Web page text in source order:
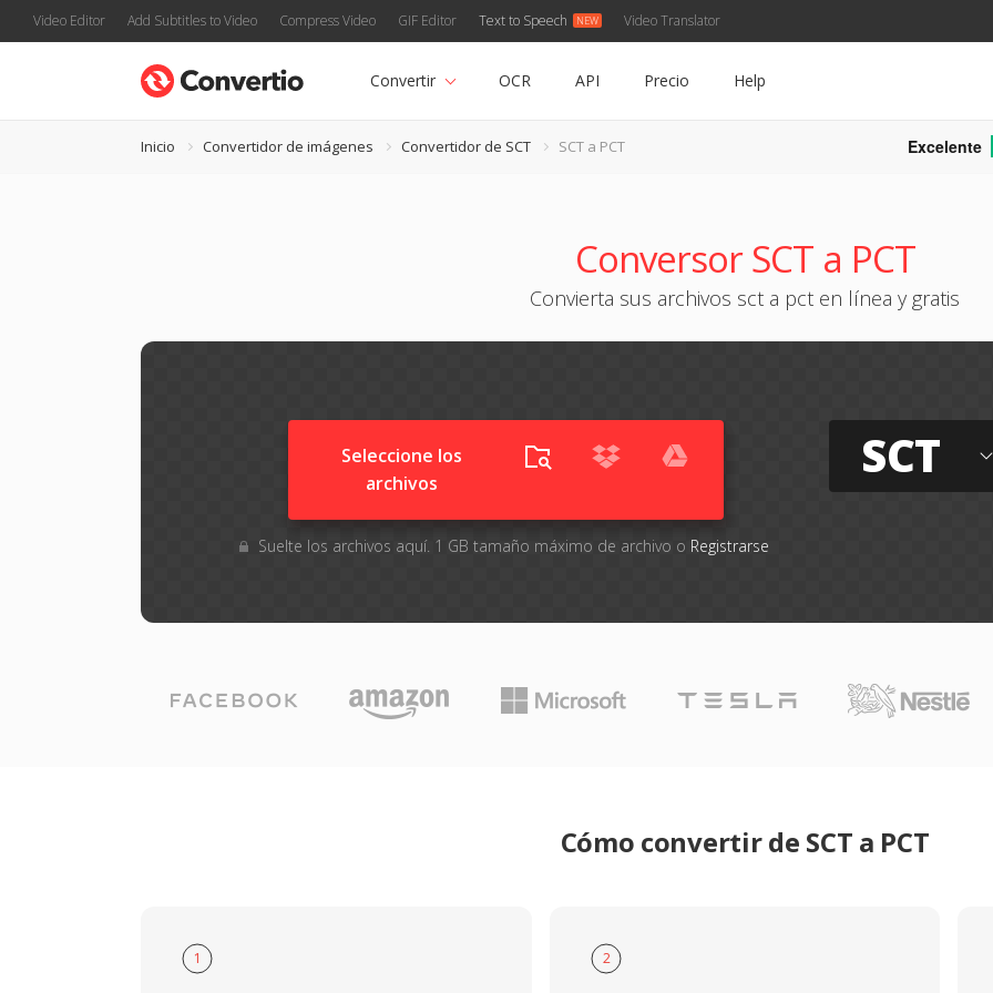
Video Editor Add Subtitles to Video Compress Video GIF Editor Text to Speech Video Translator
Convertir OCR API Precio Help
Inicio Convertidor de imágenes Convertidor de SCT SCT a PCT Excelente
Conversor SCT a PCT
Convierta sus archivos sct a pct en línea y gratis
Seleccione los
archivos
Suelte los archivos aquí. 1 GB tamaño máximo de archivo o Registrarse
SCT
Cómo convertir de SCT a PCT
1 2